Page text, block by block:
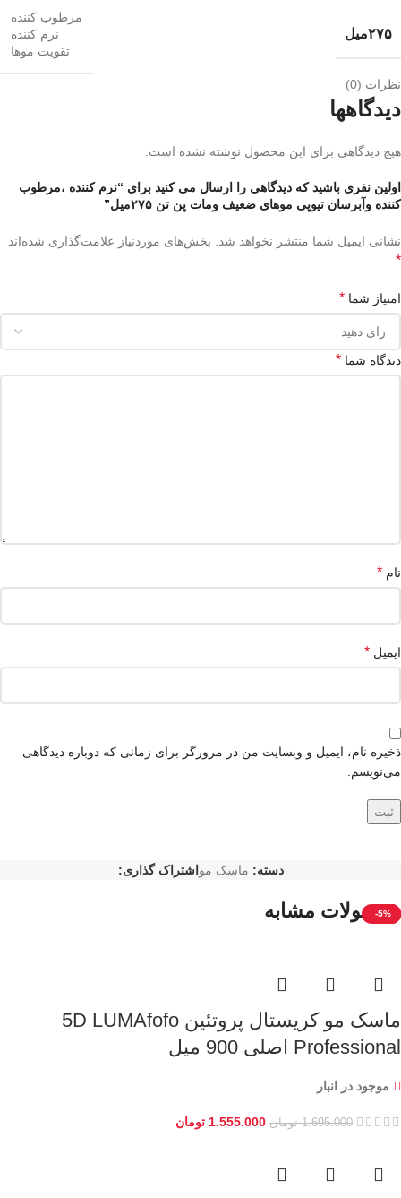
۲۷۵میل
مرطوب کننده
نرم کننده
تقویت موها
نظرات (0)
دیدگاهها
هیچ دیدگاهی برای این محصول نوشته نشده است.
اولین نفری باشید که دیدگاهی را ارسال می کنید برای “نرم کننده ،مرطوب
کننده وآبرسان تیوپی موهای ضعیف ومات پن تن ۲۷۵میل”
نشانی ایمیل شما منتشر نخواهد شد. بخش‌های موردنیاز علامت‌گذاری شده‌اند
*
امتیاز شما *
دیدگاه شما *
نام *
ایمیل *
ذخیره نام، ایمیل و وبسایت من در مرورگر برای زمانی که دوباره دیدگاهی
می‌نویسم.
دسته: ماسک مو اشتراک گذاری:
محصولات مشابه
-8%
ماسک مو کریستال پروتئین 5D LUMAfofo
Professional اصلی 900 میل
موجود در انبار
1.695.000 تومان 1.555.000 تومان
-10%
-9%
-3%
-3%
-5%